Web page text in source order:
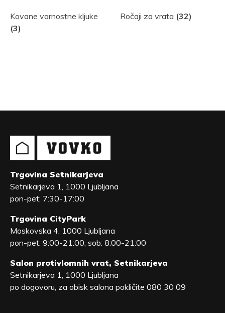
Kovane varnostne kljuke
(3)
Ročaji za vrata (32)
Trgovina Setnikarjeva
Setnikarjeva 1, 1000 Ljubljana
pon-pet: 7:30-17:00
Trgovina CityPark
Moskovska 4, 1000 Ljubljana
pon-pet: 9:00-21:00, sob: 8:00-21:00
Salon protivlomnih vrat, Setnikarjeva
Setnikarjeva 1, 1000 Ljubljana
po dogovoru, za obisk salona pokličite 080 30 09